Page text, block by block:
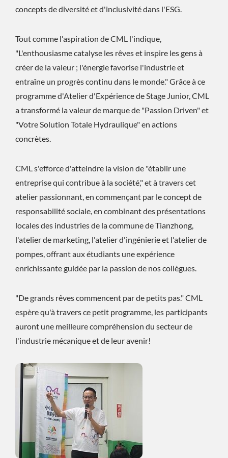
concepts de diversité et d'inclusivité dans l'ESG.
Tout comme l'aspiration de CML l'indique,
"L'enthousiasme catalyse les rêves et inspire les gens à
créer de la valeur ; l'énergie favorise l'industrie et
entraîne un progrès continu dans le monde." Grâce à ce
programme d'Atelier d'Expérience de Stage Junior, CML
a transformé la valeur de marque de "Passion Driven" et
"Votre Solution Totale Hydraulique" en actions
concrètes.
CML s'efforce d'atteindre la vision de "établir une
entreprise qui contribue à la société," et à travers cet
atelier passionnant, en commençant par le concept de
responsabilité sociale, en combinant des présentations
locales des industries de la commune de Tianzhong,
l'atelier de marketing, l'atelier d'ingénierie et l'atelier de
pompes, offrant aux étudiants une expérience
enrichissante guidée par la passion de nos collègues.
"De grands rêves commencent par de petits pas." CML
espère qu'à travers ce petit programme, les participants
auront une meilleure compréhension du secteur de
l'industrie mécanique et de leur avenir!